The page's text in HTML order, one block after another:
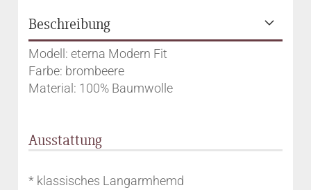
Beschreibung
Modell: eterna Modern Fit
Farbe: brombeere
Material: 100% Baumwolle
Ausstattung
* klassisches Langarmhemd